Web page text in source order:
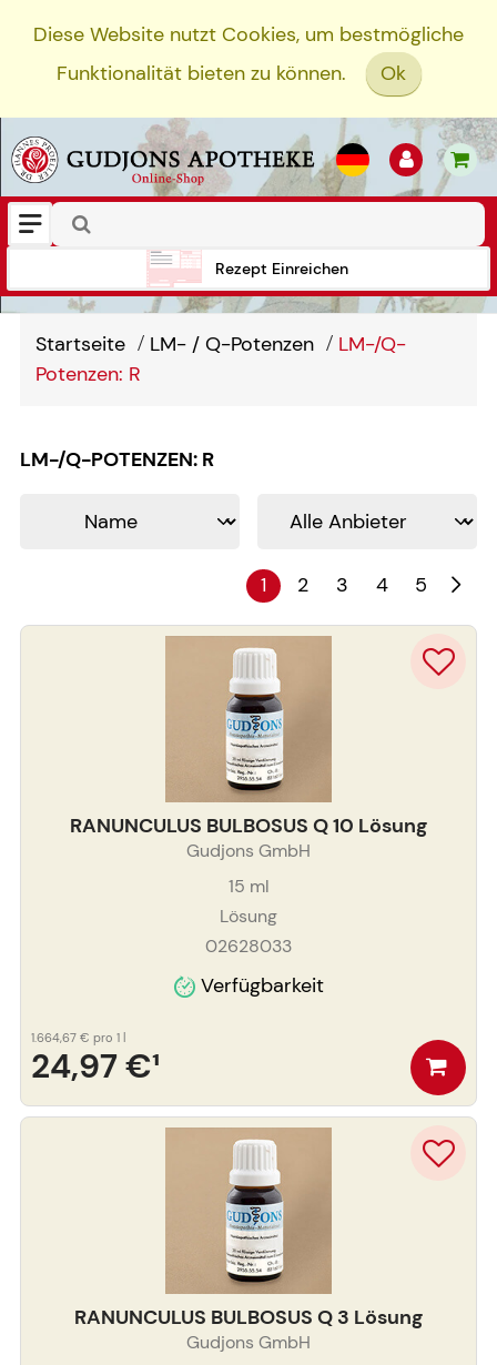
Diese Website nutzt Cookies, um bestmögliche
Funktionalität bieten zu können.
Ok
Rezept Einreichen
Startseite LM- / Q-Potenzen
LM-/Q-
Potenzen: R
LM-/Q-POTENZEN: R
1 2 3 4 5
RANUNCULUS BULBOSUS Q 10 Lösung
Gudjons GmbH
15 ml
Lösung
02628033
Verfügbarkeit
24,97 €¹
1.664,67 € pro 1 l
RANUNCULUS BULBOSUS Q 3 Lösung
Gudjons GmbH